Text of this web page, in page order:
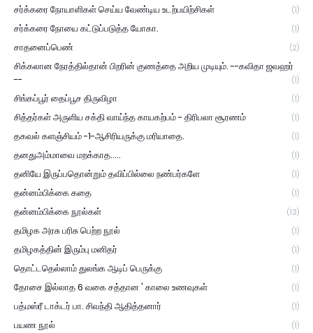
சர்க்கரை நோயாளிகள் செய்ய வேண்டிய உடற்பயிற்சிகள் (1)
சர்க்கரை நோயை கட்டுப்படுத்த யோகா. (1)
சாதனைப்பெண் (2)
சிக்கலான நேரத்தில்தான் பிறரின் குணத்தை அறிய முடியும். --கவிதா ஜவஹர்
--
(1)
சிங்கப்பூர் தைப்பூச திருவிழா (1)
சித்தர்கள் அருளிய சக்தி வாய்ந்த காயகற்பம் - திரிபலா சூரணம் (1)
தகவல் களஞ்சியம் -1-ஆசிரியருக்கு மரியாதை. (1)
தனதுஅம்மாவை மறக்காத..... (1)
தனியே இருப்பதொன்றும் தவிப்பில்லை நண்பர்களே (1)
தன்னம்பிக்கை கதை (1)
தன்னம்பிக்கை நூல்கள் (13)
தமிழக அரசு பரிசு பெற்ற நூல் (1)
தமிழகத்தின் இரும்பு மனிதர் (1)
தொட்டதெல்லாம் துலங்க ஆடிப் பெருக்கு (1)
தோசை இல்லாத 6 வகை சத்தான ' காலை உணவுகள் (1)
பத்மஸ்ரீ டாக்டர் பா. சிவந்தி ஆதித்தனார் (1)
பயண நூல் (1)